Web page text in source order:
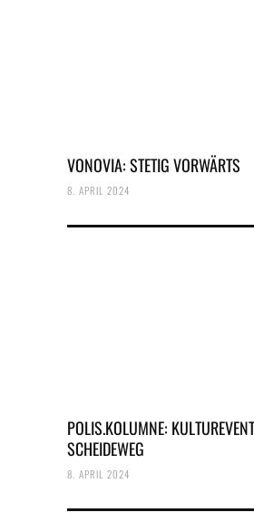
VONOVIA: STETIG VORWÄRTS
8. APRIL 2024
POLIS.KOLUMNE:
SCHEIDEWEG
8. APRIL 2024